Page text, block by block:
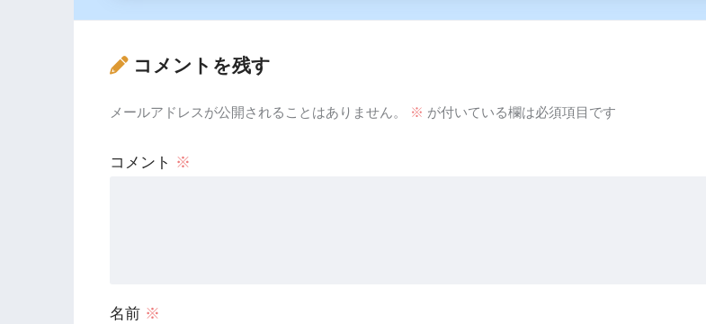
コメントを残す
メールアドレスが公開されることはありません。 ※ が付いている欄は必須項目です
コメント ※
名前 ※